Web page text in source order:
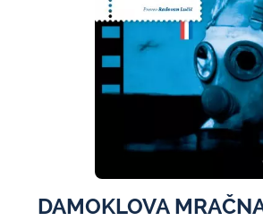
DAMOKLOVA